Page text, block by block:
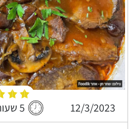
12/3/2023 5 שעות ו-20 דקות